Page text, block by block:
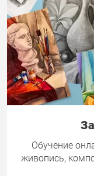
Обучение
живопись,